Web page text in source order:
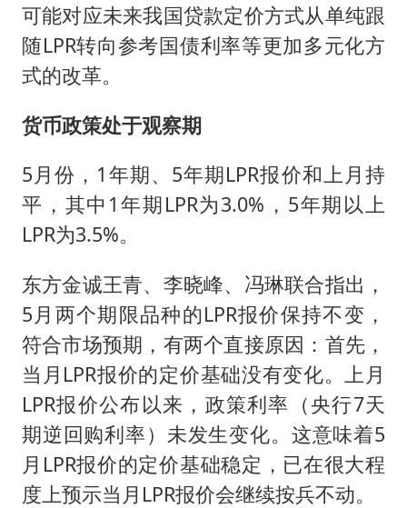
可能对应未来我国贷款定价方式从单纯跟
随LPR转向参考国债利率等更加多元化方
式的改革。
货币政策处于观察期
5月份，1年期、5年期LPR报价和上月持
平，其中1年期LPR为3.0%，5年期以上
LPR为3.5%。
东方金诚王青、李晓峰、冯琳联合指出，
5月两个期限品种的LPR报价保持不变，
符合市场预期，有两个直接原因：首先，
当月LPR报价的定价基础没有变化。上月
LPR报价公布以来，政策利率（央行7天
期逆回购利率）未发生变化。这意味着5
月LPR报价的定价基础稳定，已在很大程
度上预示当月LPR报价会继续按兵不动。